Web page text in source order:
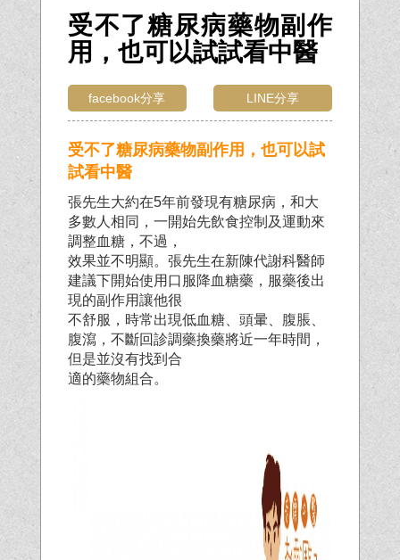
受不了糖尿病藥物副作
用，也可以試試看中醫
facebook分享 LINE分享
受不了糖尿病藥物副作用，也可以試
試看中醫
張先生大約在5年前發現有糖尿病，和大
多數人相同，一開始先飲食控制及運動來
調整血糖，不過，
效果並不明顯。張先生在新陳代謝科醫師
建議下開始使用口服降血糖藥，服藥後出
現的副作用讓他很
不舒服，時常出現低血糖、頭暈、腹脹、
腹瀉，不斷回診調藥換藥將近一年時間，
但是並沒有找到合
適的藥物組合。